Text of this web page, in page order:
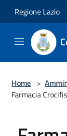
Regione Lazio
Home >
Farmacia